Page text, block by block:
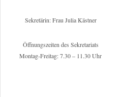
Sekretärin: Frau Julia Kästner
Öffnungszeiten des Sekretariats
Montag-Freitag: 7.30 – 11.30 Uhr